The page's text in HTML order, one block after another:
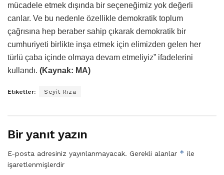
mücadele etmek dışında bir seçeneğimiz yok değerli
canlar. Ve bu nedenle özellikle demokratik toplum
çağrısına hep beraber sahip çıkarak demokratik bir
cumhuriyeti birlikte inşa etmek için elimizden gelen her
türlü çaba içinde olmaya devam etmeliyiz” ifadelerini
kullandı. (Kaynak: MA)
Etiketler: Seyit Rıza
Bir yanıt yazın
E-posta adresiniz yayınlanmayacak. Gerekli alanlar * ile
işaretlenmişlerdir